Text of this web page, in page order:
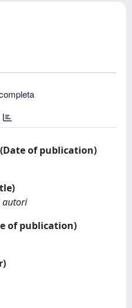
of publication)
autori
of publication)